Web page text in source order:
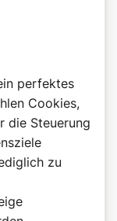
perfektes
Cookies,
die Steuerung
zu